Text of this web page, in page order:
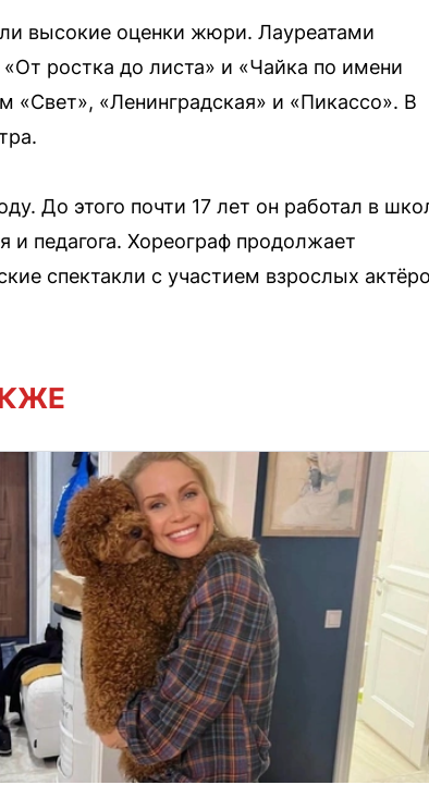
высокие оценки жюри. Лауреатами
ростка до листа» и «Чайка по имени
«Ленинградская» и «Пикассо». В
До этого почти 17 лет он работал в
и педагога. Хореограф продолжает
спектакли с участием взрослых